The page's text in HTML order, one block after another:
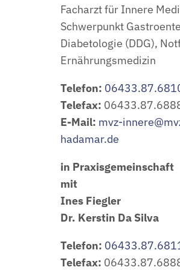
Facharzt für Innere
Schwerpunkt
Diabetologie (DDG),
Ernährungsmedizin
Telefon:
Telefax:
E-Mail: mvz-
hadamar.de
in Praxisgemeinschaft
mit
Ines Fiegler
Dr. Kerstin Da Silva
Telefon:
Telefax: